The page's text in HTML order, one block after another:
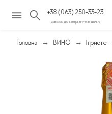
+38 (063) 250-33-23
дзвінок до інтернет-магазину
Головна ВИНО Ігристе